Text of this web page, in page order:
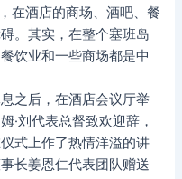
在酒店的商场、酒吧、餐
。其实，在整个塞班岛
饮业和一些商场都是中
之后，在酒店会议厅举
·刘代表总督致欢迎辞，
式上作了热情洋溢的讲
长姜恩仁代表团队赠送